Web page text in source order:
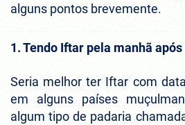
alguns pontos brevemente.
1. Tendo Iftar pela manhã
Seria melhor ter Iftar com
em alguns países
algum tipo de padaria